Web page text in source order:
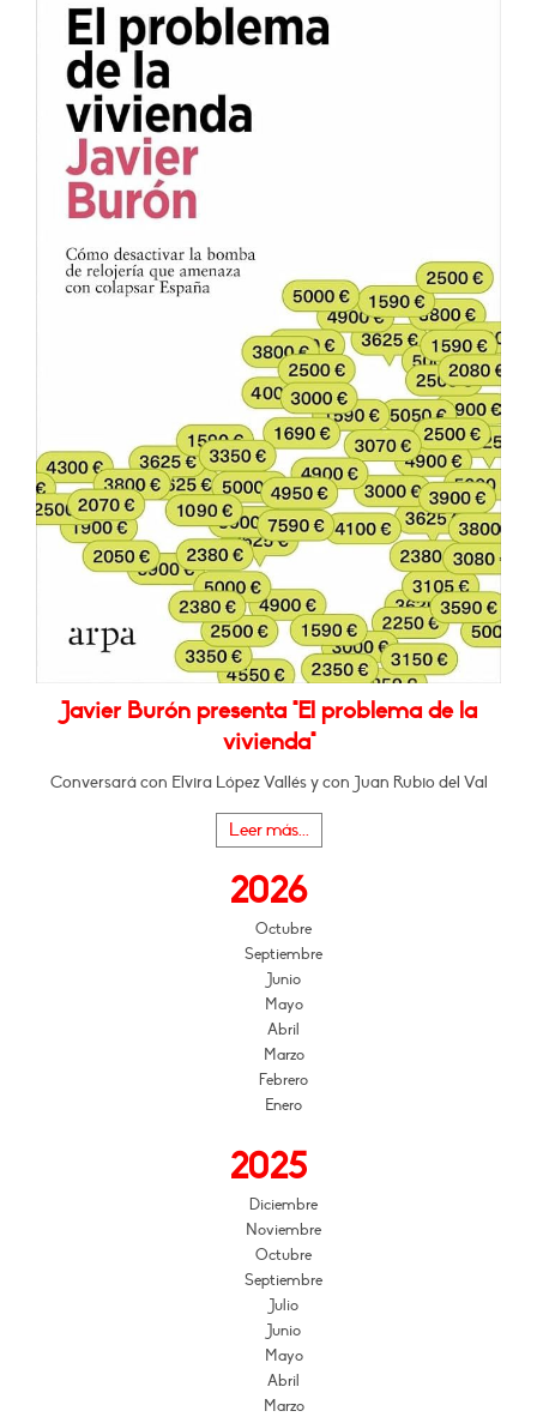
Javier Burón presenta "El problema de la
vivienda"
Conversará con Elvira López Vallés y con Juan Rubio del Val
Leer más...
2026
Octubre
Septiembre
Junio
Mayo
Abril
Marzo
Febrero
Enero
2025
Diciembre
Noviembre
Octubre
Septiembre
Julio
Junio
Mayo
Abril
Marzo